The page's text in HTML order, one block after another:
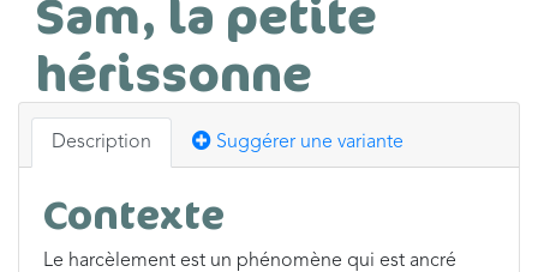
Sam, la petite
hérissonne
Description Suggérer une variante
Contexte
Le harcèlement est un phénomène qui est ancré